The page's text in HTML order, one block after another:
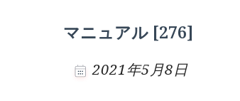
マニュアル [276]
2021年5月8日